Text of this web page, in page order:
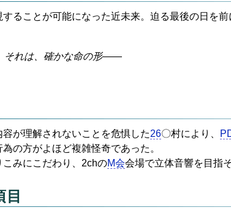
することが可能になった近未来。迫る最後の日を
れは、確かな命の形――
容が理解されないことを危惧した26〇村により、
為の方がよほど複雑怪奇であった。
こみにこだわり、2chのM会会場で立体音響を目指
目